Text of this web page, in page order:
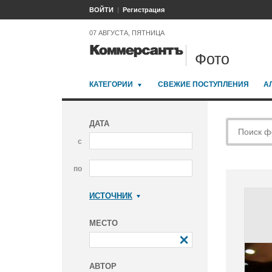
ВОЙТИ Регистрация
07 АВГУСТА, ПЯТНИЦА
Фото
КАТЕГОРИИ СВЕЖИЕ ПОСТУПЛЕНИЯ
ДАТА
с
по
ИСТОЧНИК
МЕСТО
АВТОР